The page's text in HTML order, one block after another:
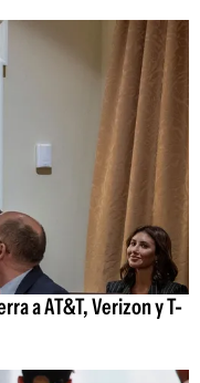
a AT&T, Verizon y T-